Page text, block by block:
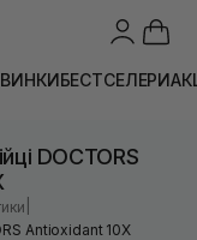
БЕСТСЕЛЕРИ
DOCTORS
Antioxidant 10X